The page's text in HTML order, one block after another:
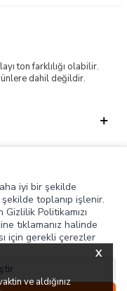
X
ve aldığınız
ton farklılığı olabilir.
dahil değildir.
iyi bir şekilde
şekilde toplanıp işlenir.
Politikamızı
tıklamanız halinde
için gerekli çerezler